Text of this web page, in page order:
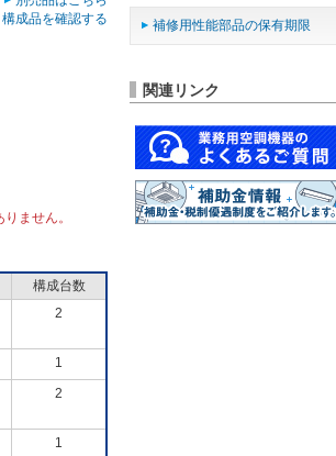
成品を確認する
ません。
構成台数
2
1
2
1
補修用性能部品の保有期限
関連リンク